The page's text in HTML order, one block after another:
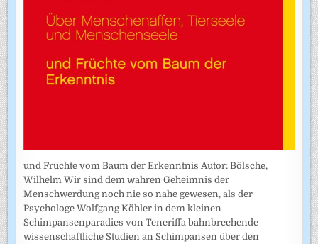
und Früchte vom Baum der Erkenntnis Autor: Bölsche,
Wilhelm Wir sind dem wahren Geheimnis der
Menschwerdung noch nie so nahe gewesen, als der
Psychologe Wolfgang Köhler in dem kleinen
Schimpansenparadies von Teneriffa bahnbrechende
wissenschaftliche Studien an Schimpansen über den